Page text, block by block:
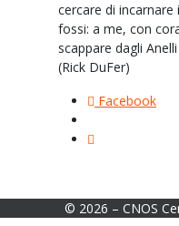
cercare di
fossi: a me, con
scappare dagli
(Rick DuFer)
Facebook
© 2026 – CNOS